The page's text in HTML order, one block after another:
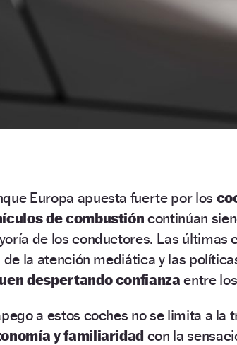
Europa apuesta fuerte por los
de combustión continúan
de los conductores. Las últimas
de la atención mediática y las
despertando confianzaentre
a estos coches no se limita a la
y familiaridad con la